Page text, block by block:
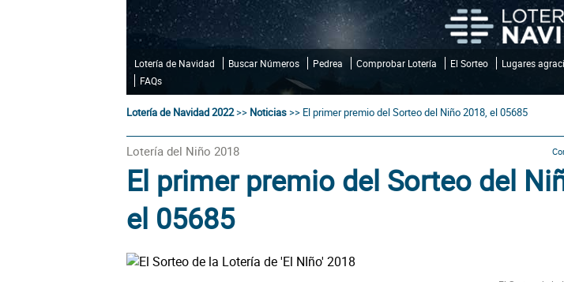
Lotería de Navidad Buscar Números Pedrea Comprobar Lotería El Sorteo Lugares
FAQs
Lotería de Navidad 2022>> Noticias>> El primer premio del Sorteo del Niño 2018, el 05685
Lotería del Niño 2018
El primer premio del Sorteo del
el 05685